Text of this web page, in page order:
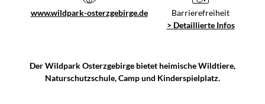
www.wildpark-osterzgebirge.de
Barrierefreiheit
> Detaillierte Infos
Der Wildpark Osterzgebirge bietet heimische Wildtiere,
Naturschutzschule, Camp und Kinderspielplatz.